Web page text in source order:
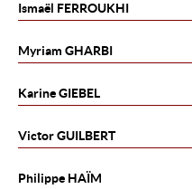
Ismaël FERROUKHI
Myriam GHARBI
KarineGIEBEL
VictorGUILBERT
Philippe HAÏM